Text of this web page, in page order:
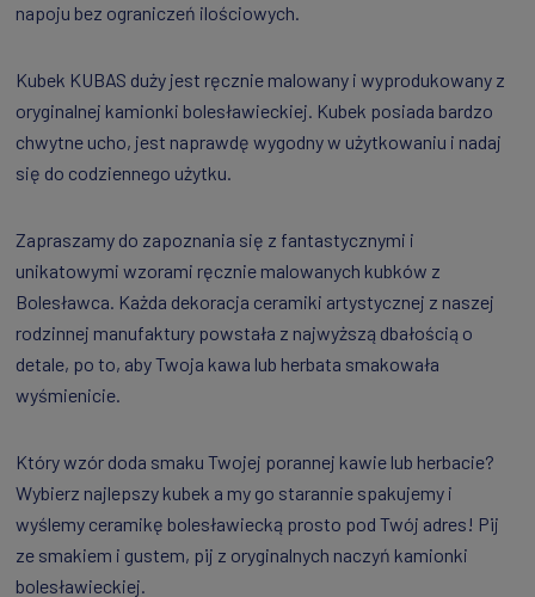
napoju bez ograniczeń ilościowych.
Kubek KUBAS duży jest ręcznie malowany i wyprodukowany z
oryginalnej kamionki bolesławieckiej. Kubek posiada bardzo
chwytne ucho, jest naprawdę wygodny w użytkowaniu i nadaj
się do codziennego użytku.
Zapraszamy do zapoznania się z fantastycznymi i
unikatowymi wzorami ręcznie malowanych kubków z
Bolesławca. Każda dekoracja ceramiki artystycznej z naszej
rodzinnej manufaktury powstała z najwyższą dbałością o
detale, po to, aby Twoja kawa lub herbata smakowała
wyśmienicie.
Który wzór doda smaku Twojej porannej kawie lub herbacie?
Wybierz najlepszy kubek a my go starannie spakujemy i
wyślemy ceramikę bolesławiecką prosto pod Twój adres! Pij
ze smakiem i gustem, pij z oryginalnych naczyń kamionki
bolesławieckiej.